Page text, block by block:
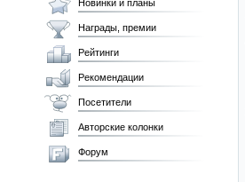
Новинки и планы
Награды, премии
Рейтинги
Рекомендации
Посетители
Авторские колонки
Форум